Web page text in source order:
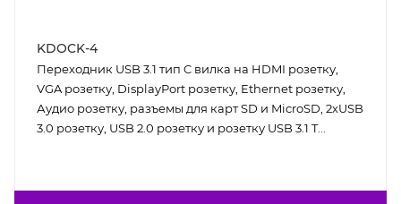
KDOCK-4
Переходник USB 3.1 тип C вилка на HDMI розетку,
VGA розетку, DisplayPort розетку, Ethernet розетку,
Аудио розетку, разъемы для карт SD и MicroSD, 2хUSB
3.0 розетку, USB 2.0 розетку и розетку USB 3.1 T...